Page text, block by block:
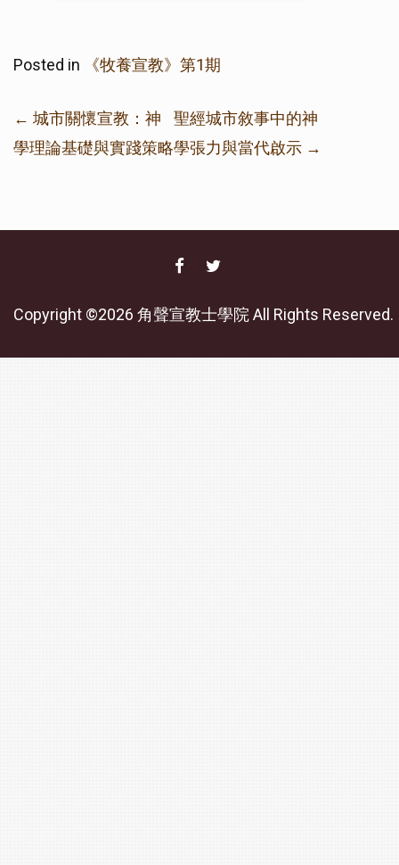
Posted in 《牧養宣教》第1期
Post
navigation
← 城市關懷宣教：神
學理論基礎與實踐策略
聖經城市敘事中的神
學張力與當代啟示 →
FACEBOOK
TWITTER
Copyright ©2026 角聲宣教士學院 All Rights Reserved.